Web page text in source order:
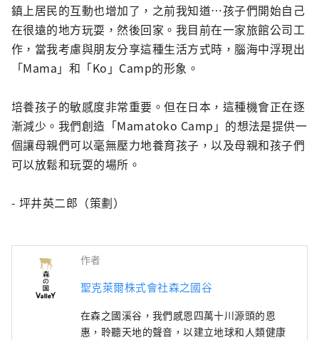
鎮上居民的互動也增加了，之前我知道…孩子們開始自己
在很遠的地方玩耍，然後回家。我目前在一家旅館公司工
作，當我考慮與朋友分享這種生活方式時，腦海中浮現出
「Mama」和「Ko」Camp的形象。
培養孩子的敏感度非常重要。但在日本，這種機會正在逐
漸減少。我們創造「Mamatoko Camp」的想法是提供一
個讓母親們可以毫無壓力地養育孩子，以及母親和孩子們
可以放鬆和玩耍的場所。
- 坪井英二郎（策劃）
作者
聖克萊爾株式會社森之國谷
在森之國溪谷，我們感恩四萬十川源頭的恩
惠，聆聽天地的聲音，以建立地球和人類健康